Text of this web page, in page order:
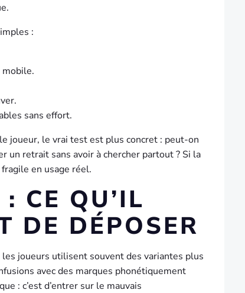
:
mobile.
sans effort.
joueur, le vrai test est plus concret : peut-on
un retrait sans avoir à chercher partout ? Si la
en usage réel.
CE QU’IL
DE DÉPOSER
les joueurs utilisent souvent des variantes plus
avec des marques phonétiquement
: c’est d’entrer sur le mauvais